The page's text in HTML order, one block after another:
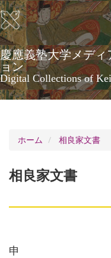
メ
イ
ン
コ
ン
テ
ン
ツ
に
慶應義塾大学メデ
ョン
Digital Collections of
ホーム
相良家文書
相良家文書
申